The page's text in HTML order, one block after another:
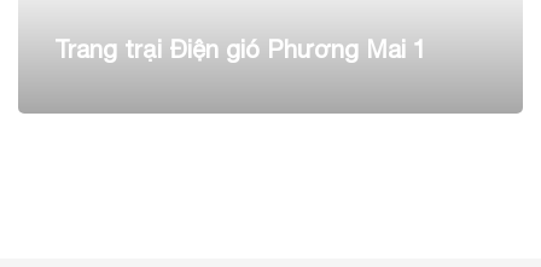
Trang trại Điện gió Phương Mai 1